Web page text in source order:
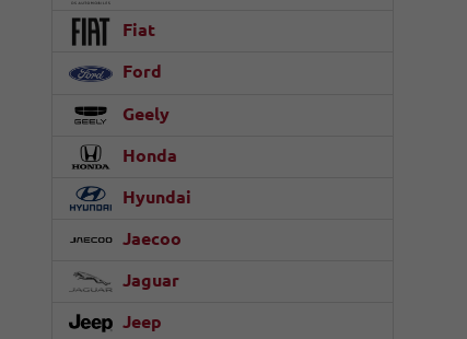
Fiat
Ford
Geely
Honda
Hyundai
Jaecoo
Jaguar
Jeep